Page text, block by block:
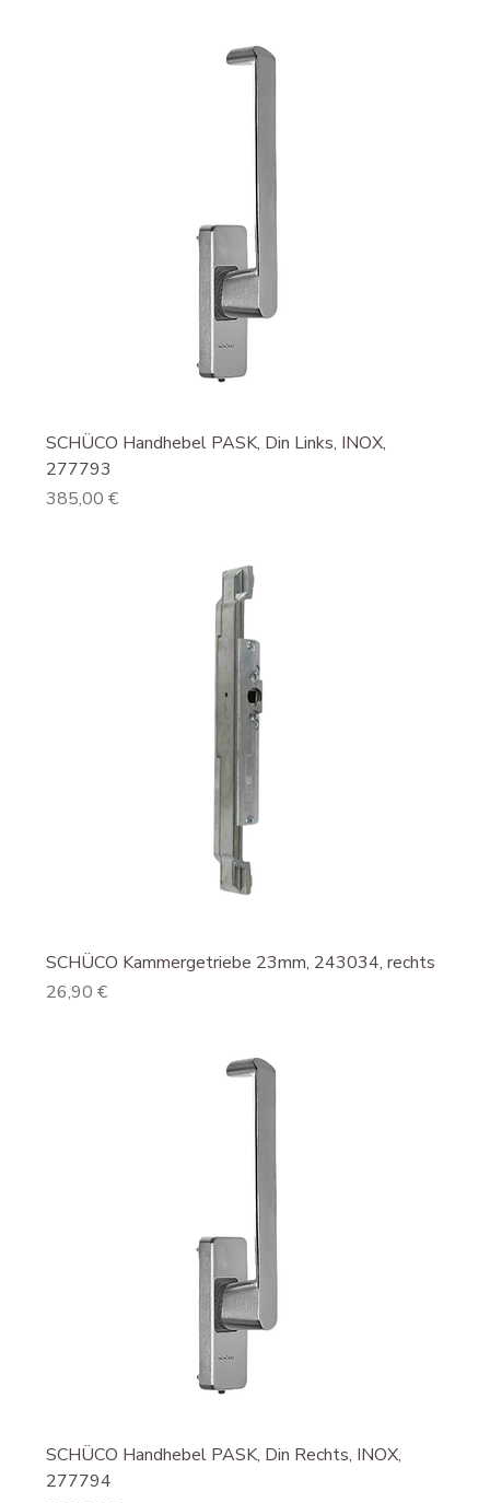
SCHÜCO Handhebel PASK, Din Links, INOX,
277793
Preis
385,00 €
SCHÜCO Kammergetriebe 23mm, 243034, rechts
Preis
26,90 €
SCHÜCO Handhebel PASK, Din Rechts, INOX,
277794